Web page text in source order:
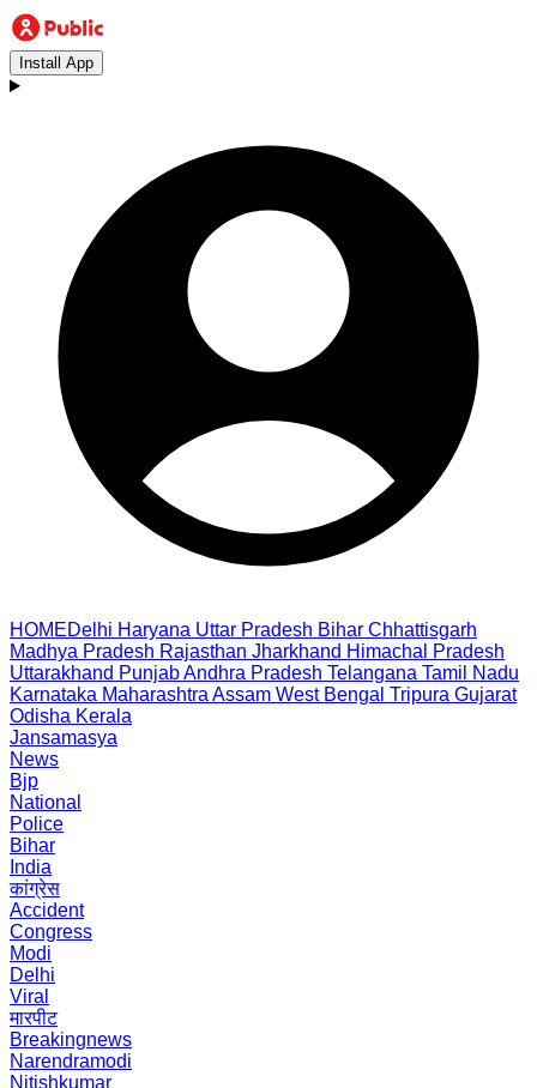
Install App
HOMEDelhi Haryana Uttar Pradesh Bihar Chhattisgarh
Madhya Pradesh Rajasthan Jharkhand Himachal Pradesh
Uttarakhand PunjabAndhra Pradesh Telangana Tamil Nadu
Karnataka Maharashtra Assam West Bengal Tripura Gujarat
Odisha Kerala
Jansamasya
News
Bjp
National
Police
Bihar
India
कांग्रेस
Accident
Congress
Modi
Delhi
Viral
मारपीट
Breakingnews
Narendramodi
Nitishkumar